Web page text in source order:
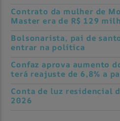
Contrato da mulher de
Master era de R$ 129
Bolsonarista, pai de
entrar na política
Confaz aprova aumento
terá reajuste de 6,8% a
Conta de luz residencial
2026